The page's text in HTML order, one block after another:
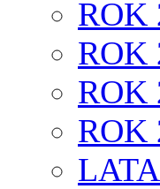
ROK
ROK
ROK
ROK